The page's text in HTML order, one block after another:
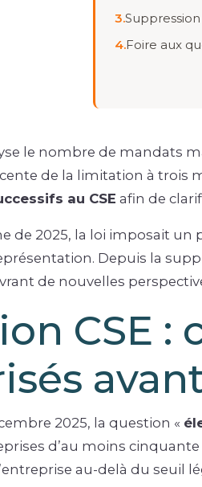
3.
4.Foire aux
le nombre de mandats
de la limitation à trois
au CSE afin de
de 2025, la loi imposait un
Depuis la
de nouvelles
CSE
2025, la question «
d’au moins
au-delà du seuil